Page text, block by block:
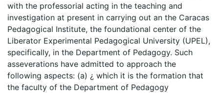
with the professorial acting in the teaching and
investigation at present in carrying out an the Caracas
Pedagogical Institute, the foundational center of the
Liberator Experimental Pedagogical University (UPEL),
specifically, in the Department of Pedagogy. Such
asseverations have admitted to approach the
following aspects: (a) ¿ which it is the formation that
the faculty of the Department of Pedagogy